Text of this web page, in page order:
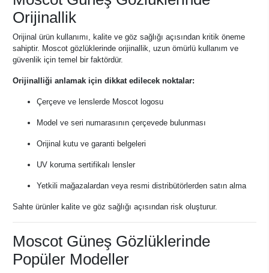
Orijinallik
Orijinal ürün kullanımı, kalite ve göz sağlığı açısından kritik öneme
sahiptir. Moscot gözlüklerinde orijinallik, uzun ömürlü kullanım ve
güvenlik için temel bir faktördür.
Orijinalliği anlamak için dikkat edilecek noktalar:
Çerçeve ve lenslerde Moscot logosu
Model ve seri numarasının çerçevede bulunması
Orijinal kutu ve garanti belgeleri
UV koruma sertifikalı lensler
Yetkili mağazalardan veya resmi distribütörlerden satın alma
Sahte ürünler kalite ve göz sağlığı açısından risk oluşturur.
Moscot Güneş Gözlüklerinde
Popüler Modeller